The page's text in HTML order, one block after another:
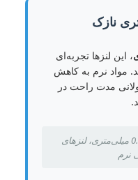
، این لنزها تجربه‌ای
مواد نرم به کاهش
مدت راحت در
کلمات کلیدی: لنزهای با ضخامت 0.08 میلی‌متری، لنزهای
نرم